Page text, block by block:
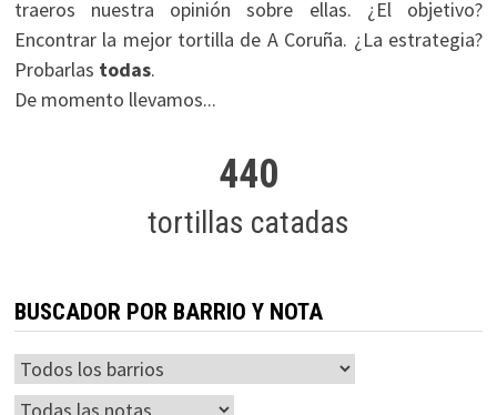
traeros nuestra opinión sobre ellas. ¿El objetivo?
Encontrar la mejor tortilla de A Coruña. ¿La estrategia?
Probarlas todas.
De momento llevamos...
440
tortillas catadas
BUSCADOR POR BARRIO Y NOTA